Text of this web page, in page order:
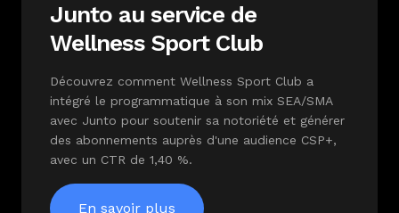
Junto au service de
Wellness Sport Club
Découvrez comment Wellness Sport Club a
intégré le programmatique à son mix SEA/SMA
avec Junto pour soutenir sa notoriété et générer
des abonnements auprès d'une audience CSP+,
avec un CTR de 1,40 %.
En savoir plus